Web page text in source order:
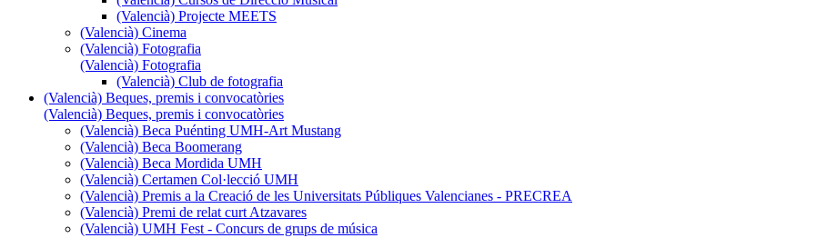
(Valencià) Projecte MEETS
(Valencià) Cinema
(Valencià) Fotografia
(Valencià) Fotografia
(Valencià) Club de fotografia
(Valencià) Beques, premis i convocatòries
(Valencià) Beques, premis i convocatòries
(Valencià) Beca Puénting UMH-Art Mustang
(Valencià) Beca Boomerang
(Valencià) Beca Mordida UMH
(Valencià) Certamen Col·lecció UMH
(Valencià) Premis a la Creació de les Universitats Públiques Valencianes - PRECREA
(Valencià) Premi de relat curt Atzavares
(Valencià) UMH Fest - Concurs de grups de música